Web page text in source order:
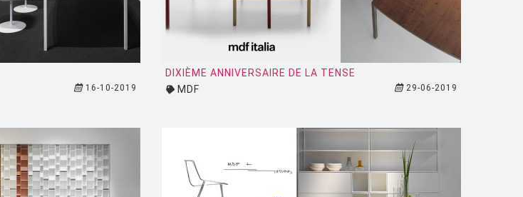
16-10-2019
DIXIÈME ANNIVERSAIRE DE LA TENSE
MDF
29-06-2019